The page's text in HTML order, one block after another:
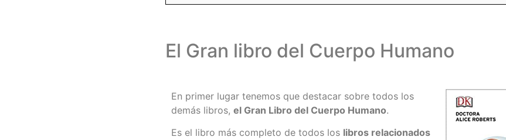
El Gran libro del Cuerpo Humano
En primer lugar tenemos que destacar sobre todos los
demás libros, el Gran Libro del Cuerpo Humano.
Es el libro más completo de todos los libros relacionados